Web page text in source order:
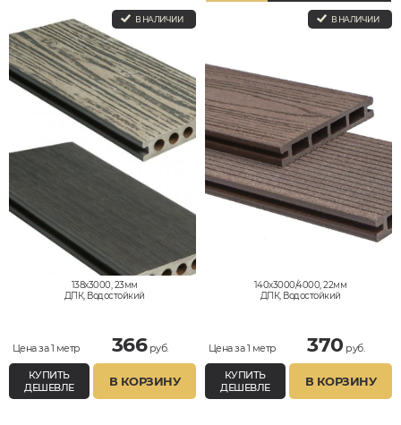
В НАЛИЧИИ
138x3000, 23мм
ДПК, Водостойкий
Цена за 1 метр 366руб.
КУПИТЬ
ДЕШЕВЛЕ
В КОРЗИНУ
В НАЛИЧИИ
140x3000/4000, 22мм
ДПК, Водостойкий
Цена за 1 метр 370 руб.
КУПИТЬ
ДЕШЕВЛЕ
В КОРЗИНУ